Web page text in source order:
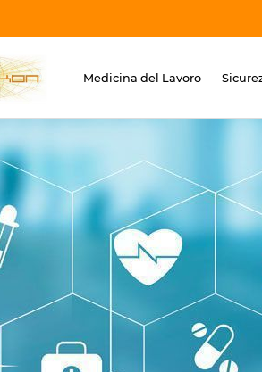
Medicina del Lavoro